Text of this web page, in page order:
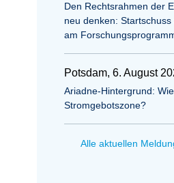
Den Rechtsrahmen der
neu denken:
am
Potsdam, 6. August
Ariadne-Hintergrund:
Stromgebotszone?
Alle aktuellen